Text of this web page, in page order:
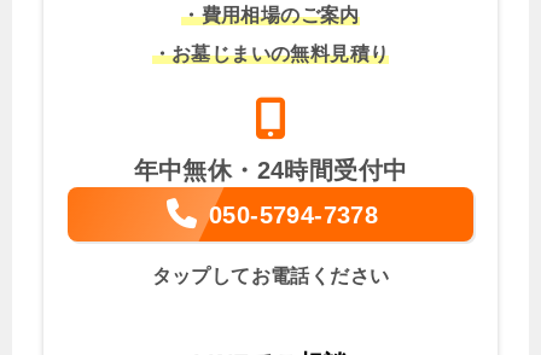
・費用相場のご案内
・お墓じまいの無料見積り
年中無休・24時間受付中
050-5794-7378
タップしてお電話ください